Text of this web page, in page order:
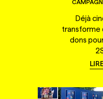
Déjà
transforme
dons